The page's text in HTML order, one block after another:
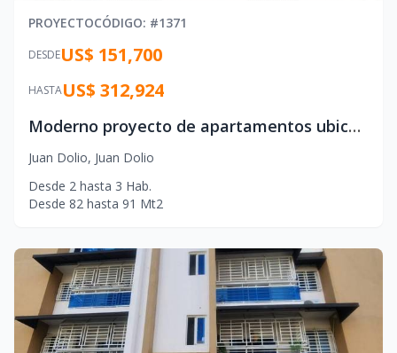
PROYECTOCÓDIGO: #1371
DESDEUS$ 151,700
HASTAUS$ 312,924
Moderno proyecto de apartamentos ubicado a solo 300 metros de la playa Marbella
Juan Dolio, Juan Dolio
Desde 2 hasta 3 Hab.
Desde 82 hasta 91 Mt2